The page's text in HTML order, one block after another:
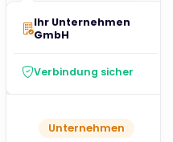
Ihr Unternehmen
GmbH
Verbindung sicher
Unternehmen